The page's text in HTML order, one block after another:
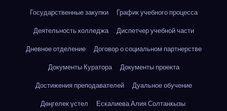
Государственные закупки
График учебного процесса
Деятельность колледжа
Диспетчер учебной части
Дневное отделение
Договор о социальном партнерстве
Документы Куратора
Документы проекта
Достижения преподавателей
Дуальное обучение
Дөңгелек үстел
Ескалиева Алия Солтанкызы